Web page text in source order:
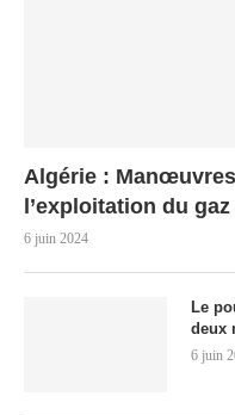
Algérie :
l’exploitation du
6 juin 2024
Le
deux
6 juin